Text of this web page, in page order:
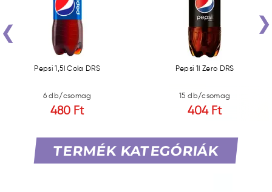
Pepsi 1,5l Cola DRS
6 db/csomag
480 Ft
Pepsi 1l Zero DRS
15 db/csomag
404 Ft
‹ ›
TERMÉK KATEGÓRIÁK